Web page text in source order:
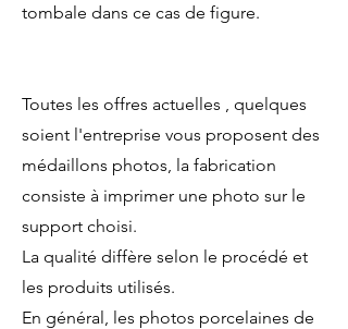
tombale dans ce cas de figure.
Toutes les offres actuelles , quelques
soient l'entreprise vous proposent des
médaillons photos, la fabrication
consiste à imprimer une photo sur le
support choisi.
La qualité diffère selon le procédé et
les produits utilisés.
En général, les photos porcelaines de